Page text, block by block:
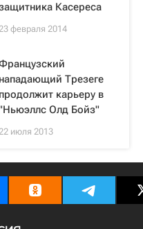
Касереса
февраля 2014
нападающий Трезеге
продолжит карьеру в
Олд Бойз"
июля 2013